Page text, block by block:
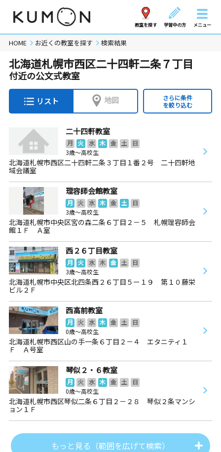
教室を探す 学習中の方 メニュー
HOME お近くの教室を探す 検索結果
北海道札幌市西区二十四軒二条７丁目
付近の公文式教室
リスト 地図
さらに条件
を絞り込む
二十四軒教室
月 火 水 木 金 土
日
3歳～高校生
北海道札幌市西区二十四軒二条３丁目１番２号 二十四軒地
域会議室
理容師会館教室
月 火 水 木 金 土
日
3歳～高校生
北海道札幌市中央区宮の森二条６丁目２－５ 札幌理容師会
館１Ｆ Ａ室
西２６丁目教室
月 火 水 木 金 土
日
3歳～高校生
北海道札幌市中央区北四条西２６丁目５ー１９ 第１０藤栄
ビル２Ｆ
西高前教室
月 火 水 木 金 土
日
0歳～高校生
北海道札幌市西区山の手一条６丁目２－４ エタニティ１
Ｆ Ａ号室
琴似２・６教室
月 火 水 木 金 土
日
0歳～高校生
北海道札幌市西区琴似二条６丁目２－２８ 琴似２条マンシ
ョン１Ｆ
もっと見る（範囲を広げて検索）